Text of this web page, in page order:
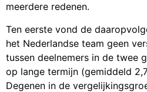
meerdere redenen.
Ten eerste vond de
het Nederlandse team geen
tussen deelnemers in de twee
op lange termijn (gemiddeld
Degenen in de